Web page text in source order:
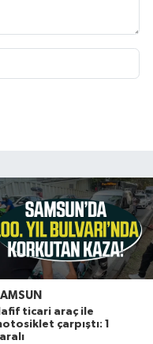
ticari araç ile
çarpıştı: 1